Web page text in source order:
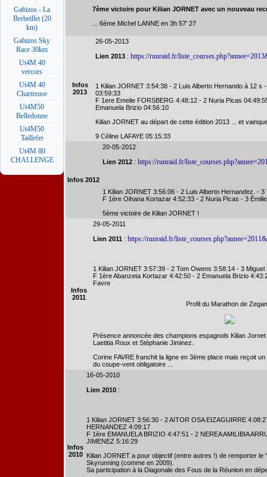
Gabizos - La
Berbeillet (20
km)
Gabizos Sky
Race 30km
Ut4M 40
vercors
Ut4M 40
Chartreuse
Ut4M50
Belledonne
Ut4M50
Taillefer
Ut4M 80
CHALLENGE
7ème victoire pour Kilian JORNET avec un nouveau
... 6ème Michel LANNE en 3h 57' 27
Infos
2013
26-05-2013
Lien 2013 : https://runraid.fr/
1 Kilian JORNET 3:54:38 - 2 Luis Alberto Hernando à 12 s
03:59:33
F 1ere Emelie FORSBERG 4:48:12 - 2 Nuria Picas
Emanuela Brizio 04:56:10
Kilian JORNET au départ de cette édition 2013 ... et
9 Céline LAFAYE 05:15:33
Infos 2012
20-05-2012
Lien 2012 : https://runraid.fr/
1 Kilian JORNET 3:56:06 - 2 Luis Alberto Hernandez. - 3
F 1ère Oihana Kortazar 4:52:33 - 2 Nuria Picas - 3
5ème victoire de Kilian JORNET !
Infos
2011
29-05-2011
Lien 2011 : https://runraid.fr/
1 Kilian JORNET 3:57:39 - 2 Tom Owens 3:58:14 - 3
F 1ère Abanzeta Kortazar 4:42:50 - 2 Emanuela Brizio
Favre
Profil du Marathon de
Présence annoncée des champions espagnols Kilian
Laetitia Roux et Stéphanie Jiminez.
Corine FAVRE franchit la ligne en 3ème place mais reçoit
du coupe-vent obligatoire ...
Infos
2010
16-05-2010
Lien 2010 :
1 Kilian JORNET 3:56:30 - 2 AITOR OSA EIZAGUIRRE
HERNANDEZ 4:09:17
F 1ère EMANUELA BRIZIO 4:47:51 - 2 NEREA AMILIBIA
JIMENEZ 5:16:29
Kilian JORNET a pour objectif (entre autres !) de remporter le
Skyrunning (comme en 2009).
Sa participation à la Diagonale des Fous de la Réunion en